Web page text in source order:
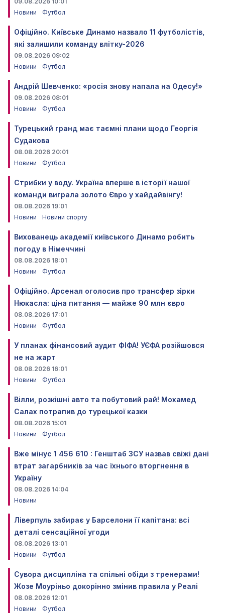
Новини
Футбол
Офіційно. Київське Динамо назвало 11 футболістів,
які залишили команду влітку-2026
09.08.2026 09:02
Новини
Футбол
Андрій Шевченко: «росія знову напала на Одесу!»
09.08.2026 08:01
Новини
Футбол
Турецький гранд має таємні плани щодо Георгія
Судакова
08.08.2026 20:01
Новини
Футбол
Стрибки у воду. Україна вперше в історії нашої
команди виграла золото Євро у хайдайвінгу!
08.08.2026 19:01
Новини
Новини спорту
Вихованець академії київського Динамо робить
погоду в Німеччині
08.08.2026 18:01
Новини
Футбол
Офіційно. Арсенал оголосив про трансфер зірки
Нюкасла: ціна питання — майже 90 млн євро
08.08.2026 17:01
Новини
Футбол
У планах фінансовий аудит ФІФА! УЄФА розійшовся
не на жарт
08.08.2026 16:01
Новини
Футбол
Вілли, розкішні авто та побутовий рай! Мохамед
Салах потрапив до турецької казки
08.08.2026 15:01
Новини
Футбол
Вже мінус 1 456 610 : Генштаб ЗСУ назвав свіжі дані
втрат загарбників за час їхнього вторгнення в
Україну
08.08.2026 14:04
Новини
Ліверпуль забирає у Барселони її капітана: всі
деталі сенсаційної угоди
08.08.2026 13:01
Новини
Футбол
Сувора дисципліна та спільні обіди з тренерами!
Жозе Моуріньо докорінно змінив правила у Реалі
08.08.2026 12:01
Новини
Футбол